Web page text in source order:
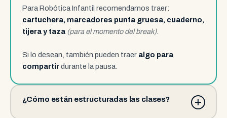
Para Robótica Infantil recomendamos traer:
cartuchera, marcadores punta gruesa, cuaderno,
tijera y taza (para el momento del break).
Si lo desean, también pueden traer algo para
compartirdurante la pausa.
¿Cómo están estructuradas las clases?